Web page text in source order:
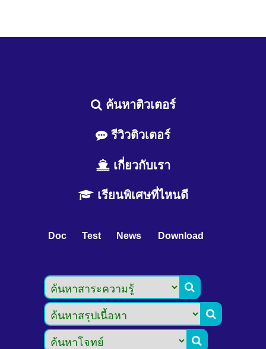
ค้นหาติวเตอร์
รีวิวติวเตอร์
เกี่ยวกับเรา
เรียนพิเศษที่ไหนดี
Doc Test News Download


